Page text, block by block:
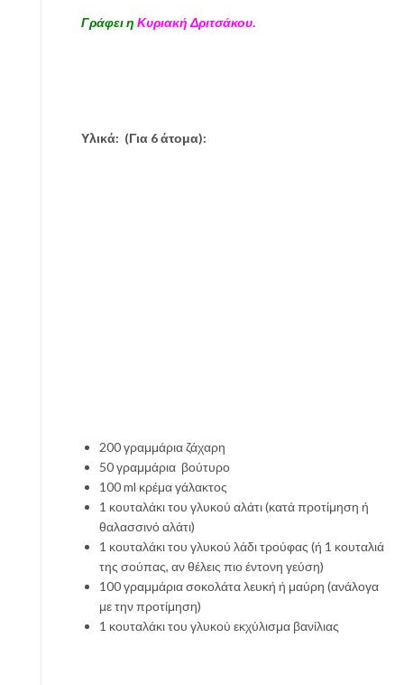
Γράφει η Κυριακή Δριτσάκου.
Υλικά: (Για 6 άτομα):
200 γραμμάρια ζάχαρη
50 γραμμάρια βούτυρο
100 ml κρέμα γάλακτος
1 κουταλάκι του γλυκού αλάτι (κατά προτίμηση ή
θαλασσινό αλάτι)
1 κουταλάκι του γλυκού λάδι τρούφας (ή 1 κουταλιά
της σούπας, αν θέλεις πιο έντονη γεύση)
100 γραμμάρια σοκολάτα λευκή ή μαύρη (ανάλογα
με την προτίμηση)
1 κουταλάκι του γλυκού εκχύλισμα βανίλιας